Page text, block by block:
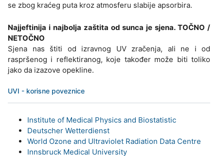
se zbog kraćeg puta kroz atmosferu slabije apsorbira.
Najjeftinija i najbolja zaštita od sunca je sjena. TOČNO /
NETOČNO
Sjena nas štiti od izravnog UV zračenja, ali ne i od
raspršenog i reflektiranog, koje također može biti toliko
jako da izazove opekline.
UVI - korisne poveznice
Institute of Medical Physics and Biostatistic
Deutscher Wetterdienst
World Ozone and Ultraviolet Radiation Data Centre
Innsbruck Medical University